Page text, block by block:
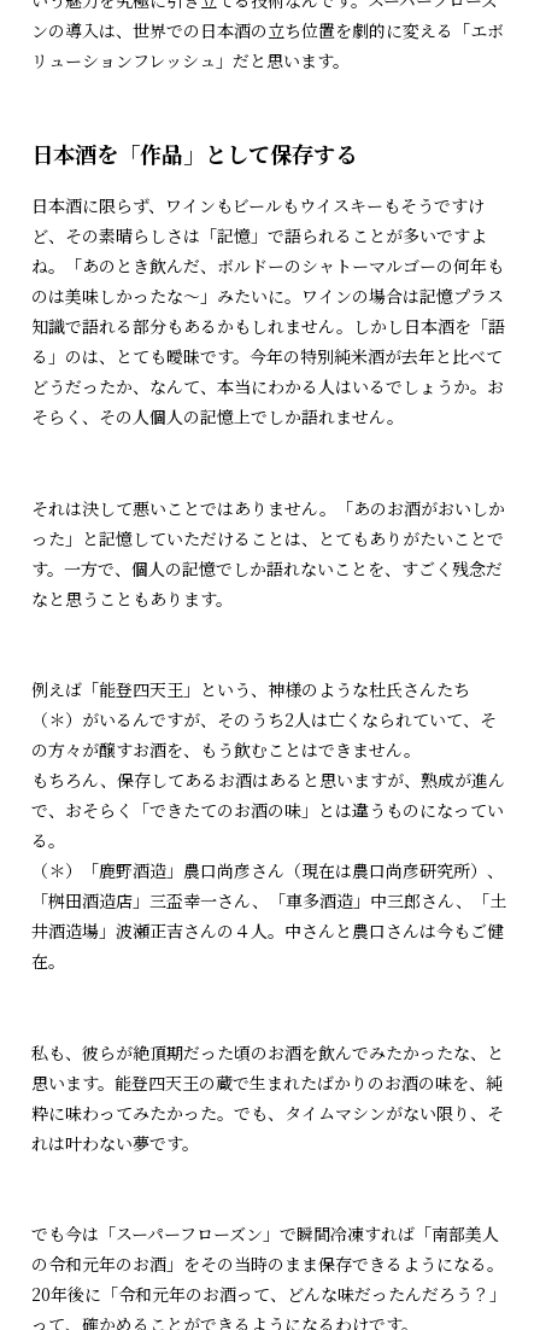
ンの導入は、世界での日本酒の立ち位置を劇的に変える「エボ
リューションフレッシュ」だと思います。
日本酒を「作品」として保存する
日本酒に限らず、ワインもビールもウイスキーもそうですけ
ど、その素晴らしさは「記憶」で語られることが多いですよ
ね。「あのとき飲んだ、ボルドーのシャトーマルゴーの何年も
のは美味しかったな～」みたいに。ワインの場合は記憶プラス
知識で語れる部分もあるかもしれません。しかし日本酒を「語
る」のは、とても曖昧です。今年の特別純米酒が去年と比べて
どうだったか、なんて、本当にわかる人はいるでしょうか。お
そらく、その人個人の記憶上でしか語れません。
それは決して悪いことではありません。「あのお酒がおいしか
った」と記憶していただけることは、とてもありがたいことで
す。一方で、個人の記憶でしか語れないことを、すごく残念だ
なと思うこともあります。
例えば「能登四天王」という、神様のような杜氏さんたち
（＊）がいるんですが、そのうち2人は亡くなられていて、そ
の方々が醸すお酒を、もう飲むことはできません。
もちろん、保存してあるお酒はあると思いますが、熟成が進ん
で、おそらく「できたてのお酒の味」とは違うものになってい
る。
（＊）「鹿野酒造」農口尚彦さん（現在は農口尚彦研究所）、
「桝田酒造店」三盃幸一さん、「車多酒造」中三郎さん、「土
井酒造場」波瀬正吉さんの４人。中さんと農口さんは今もご健
在。
私も、彼らが絶頂期だった頃のお酒を飲んでみたかったな、と
思います。能登四天王の蔵で生まれたばかりのお酒の味を、純
粋に味わってみたかった。でも、タイムマシンがない限り、そ
れは叶わない夢です。
でも今は「スーパーフローズン」で瞬間冷凍すれば「南部美人
の令和元年のお酒」をその当時のまま保存できるようになる。
20年後に「令和元年のお酒って、どんな味だったんだろう？」
って、確かめることができるようになるわけです。